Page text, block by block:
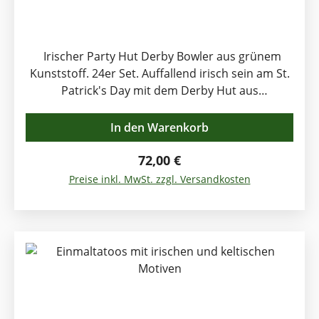
Kunststoff. 24er Set. Auffallend irisch sein am St.
Patrick's Day mit dem Derby Hut aus
Der Original Derby Hut ist beliebt bei Anhängern
des Pferdesports, der neben Golf Irlands
führender Volkssport ist. Diese knallgrüne
Variante passt genau als Kostumierung beim
Regulärer Preis:
72,00 €
Preise inkl. MwSt. zzgl. Versandkosten
In den Warenkorb